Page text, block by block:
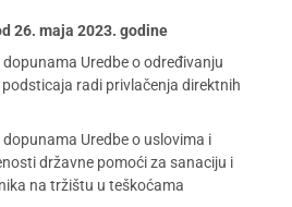
26. maja 2023. godine
Uredbe o određivanju
radi privlačenja direktnih
Uredbe o uslovima i
državne pomoći za sanaciju i
na tržištu u teškoćama